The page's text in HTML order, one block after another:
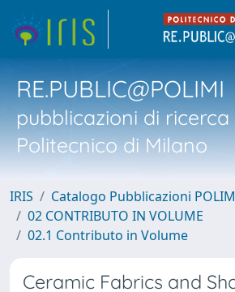
RE.PUBLIC@POLIMI
pubblicazioni di ricerca
Politecnico di Milano
IRIS
Catalogo Pubblicazioni
02 CONTRIBUTO IN VOLUME
02.1 Contributo in Volume
Ceramic Fabrics and